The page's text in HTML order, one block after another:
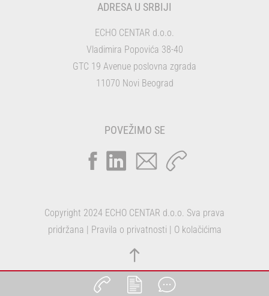
ADRESA U SRBIJI
ECHO CENTAR d.o.o.
Vladimira Popovića 38-40
GTC 19 Avenue poslovna zgrada
11070 Novi Beograd
POVEŽIMO SE
Copyright 2024 ECHO CENTAR d.o.o. Sva prava
pridržana |
Pravila o privatnosti O kolačićima